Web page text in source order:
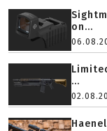
on...
...